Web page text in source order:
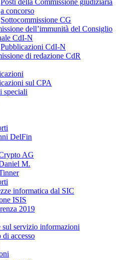
Posti della Commissione giudiziaria
a concorso
Sottocommissione CG
dell’immunità del Consiglio
CdI-N
Pubblicazioni CdI-N
di redazione CdR
sul CPA
speciali
DelFin
AG
M.
informatica dal SIC
ISIS
2019
sul servizio informazioni
accesso